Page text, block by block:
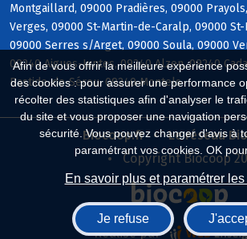
Afin de vous offrir la meilleure expérience
des cookies : pour assurer une performance
récolter des statistiques afin d'analyser le
du site et vous proposer une navigation
sécurité. Vous pouvez changer d'avis à
paramétrant vos cookies. OK
En savoir plus et paramétrer
Je refuse
Montgaillard, 09000 Pradières, 09000
Verges, 09000 St-Martin-de-Caralp, 09000
09000 Serres s/Arget, 09000 Soula, 09000
09240 Aigues-Juntes, 09240 Alzen, 09240
Bastide-de-Sérou, 09240 Montels
Biocoop.fr
Le réseau
Copyright Biocoop
Réalisé par